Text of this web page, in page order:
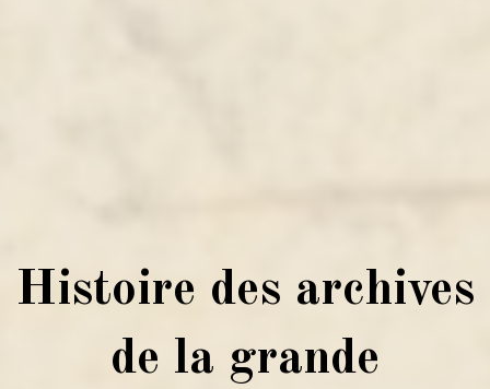
Histoire des archives
de la grande